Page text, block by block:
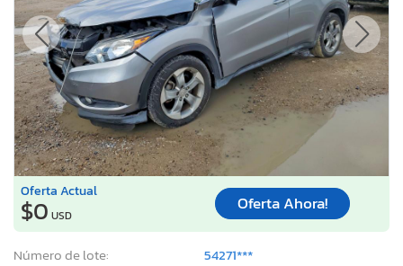
Oferta Actual
$0 USD
Oferta Ahora!
Número de lote:
54271***